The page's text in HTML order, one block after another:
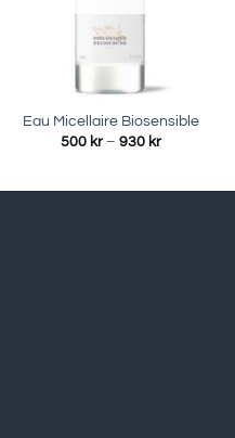
Eau Micellaire Biosensible
500 kr – 930 kr